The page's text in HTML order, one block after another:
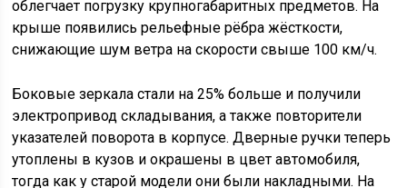
облегчает погрузку крупногабаритных предметов. На
крыше появились рельефные рёбра жёсткости,
снижающие шум ветра на скорости свыше 100 км/ч.
Боковые зеркала стали на 25% больше и получили
электропривод складывания, а также повторители
указателей поворота в корпусе. Дверные ручки теперь
утоплены в кузов и окрашены в цвет автомобиля,
тогда как у старой модели они были накладными. На